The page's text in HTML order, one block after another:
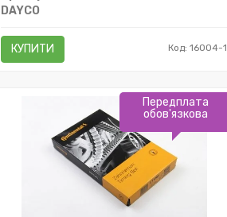
DAYCO
КУПИТИ Код: 16004-1
Передплата
обов'язкова